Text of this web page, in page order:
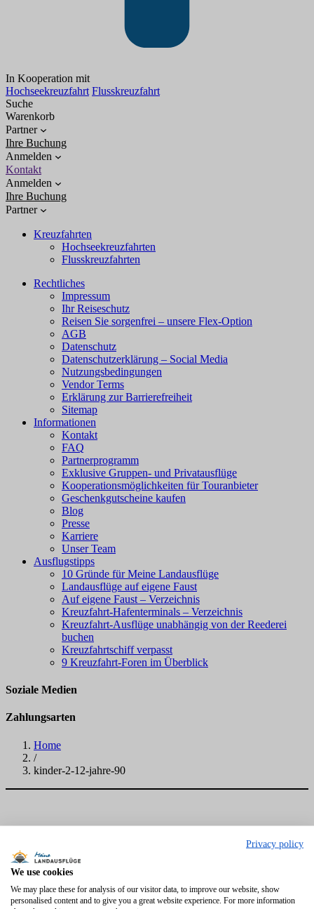
In Kooperation mit
Hochseekreuzfahrt Flusskreuzfahrt
Suche
Warenkorb
Partner
Ihre Buchung
Anmelden
Kontakt
Anmelden
Ihre Buchung
Partner
Kreuzfahrten
Hochseekreuzfahrten
Flusskreuzfahrten
Rechtliches
Impressum
Ihr Reiseschutz
Reisen Sie sorgenfrei – unsere Flex-Option
AGB
Datenschutz
Datenschutzerklärung – Social Media
Nutzungsbedingungen
Vendor Terms
Erklärung zur Barrierefreiheit
Sitemap
Informationen
Kontakt
FAQ
Partnerprogramm
Exklusive Gruppen- und Privatausflüge
Kooperationsmöglichkeiten für Touranbieter
Geschenkgutscheine kaufen
Blog
Presse
Karriere
Unser Team
Ausflugstipps
10 Gründe für Meine Landausflüge
Landausflüge auf eigene Faust
Auf eigene Faust – Verzeichnis
Kreuzfahrt-Hafenterminals – Verzeichnis
Kreuzfahrt-Ausflüge unabhängig von der Reederei
buchen
Kreuzfahrtschiff verpasst
9 Kreuzfahrt-Foren im Überblick
Soziale Medien
Zahlungsarten
Home
/
kinder-2-12-jahre-90
Privacy policy
We use cookies
We may place these for analysis of our visitor data, to improve our website, show
personalised content and to give you a great website experience. For more information